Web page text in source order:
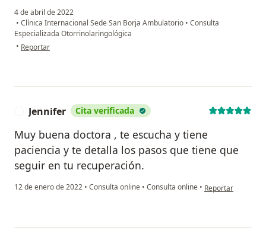
4 de abril de 2022
• Clínica Internacional Sede San Borja Ambulatorio • Consulta
Especializada Otorrinolaringológica
• en opinión del usuario Fernando Perez
Reportar
Jennifer Cita verificada
Muy buena doctora , te escucha y tiene
paciencia y te detalla los pasos que tiene que
seguir en tu recuperación.
12 de enero de 2022 • Consulta online • Consulta online • en opinión del
Reportar